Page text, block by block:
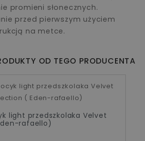
promieni słonecznych.
przed pierwszym użyciem
na metce.
OD TEGO PRODUCENTA
light przedszkolaka Velvet
rafaello)